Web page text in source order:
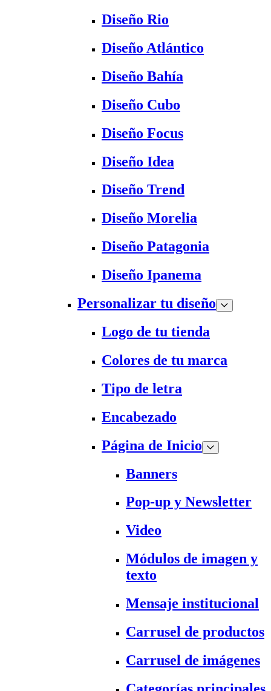
Diseño Rio
Diseño Atlántico
Diseño Bahía
Diseño Cubo
Diseño Focus
Diseño Idea
Diseño Trend
Diseño Morelia
Diseño Patagonia
Diseño Ipanema
Personalizar tu diseño
Logo de tu tienda
Colores de tu marca
Tipo de letra
Encabezado
Página de Inicio
Banners
Pop-up y Newsletter
Video
Módulos de imagen y
texto
Mensaje institucional
Carrusel de productos
Carrusel de imágenes